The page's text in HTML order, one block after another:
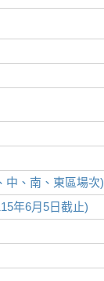
中、南、東區場次)
年6月5日截止)